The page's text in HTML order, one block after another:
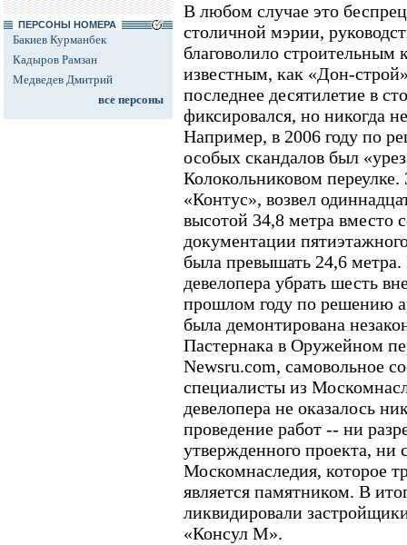
ПЕРСОНЫ НОМЕРА
Бакиев Курманбек
Кадыров Рамзан
Медведев Дмитрий
все персоны
В любом случае это
столичной мэрии,
благоволило
известным, как «Дон-
последнее десятилетие в
фиксировался, но никогда
Например, в 2006 году по
особых скандалов был
Колокольниковом
«Контус», возвел
высотой 34,8 метра вместо
документации
была превышать 24,6
девелопера убрать шесть
прошлом году по решению
была демонтирована
Пастернака в Оружейном
Newsru.com, самовольное
специалисты из
девелопера не оказалось
проведение работ -- ни
утвержденного проекта, ни
Москомнаследия, которое
является памятником. В
ликвидировали
«Консул М».